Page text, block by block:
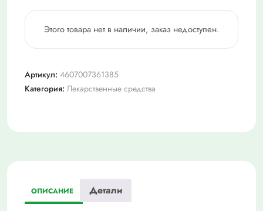
Этого товара нет в наличии, заказ недоступен.
Артикул: 4607007361385
Категория: Лекарственные средства
ОПИСАНИЕ Детали